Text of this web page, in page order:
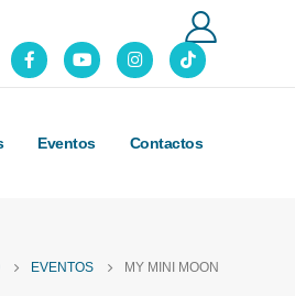
Eventos Contactos
EVENTOS MY MINI MOON